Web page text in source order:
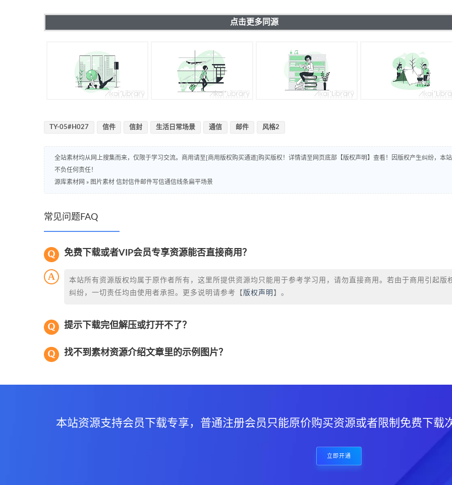
点击更多同源
TY-05#H027 信件 信封 生活日常场景 通信 邮件 风格2
全站素材均从网上搜集而来，仅限于学习交流。商用请至[商用版权购买通道]购买版权！详情请至网页底部【版权声明】查看！因版权产生纠纷，本站
不负任何责任！
源库素材网 » 图片素材 信封信件邮件写信通信线条扁平场景
常见问题FAQ
免费下载或者VIP会员专享资源能否直接商用？
本站所有资源版权均属于原作者所有，这里所提供资源均只能用于参考学习用，请勿直接商用。若由于商用引起版
纠纷，一切责任均由使用者承担。更多说明请参考【 版权声明 】。
提示下载完但解压或打开不了？
找不到素材资源介绍文章里的示例图片？
本站资源支持会员下载专享，普通注册会员只能原价购买资源或者限制免费下载
立即开通